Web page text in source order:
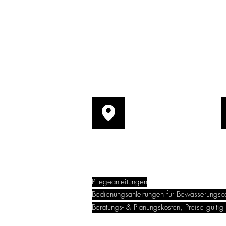
Beratungs- & Planungskosten, Preise
Pflegeanleitungen
Bedienungsanleitungen für